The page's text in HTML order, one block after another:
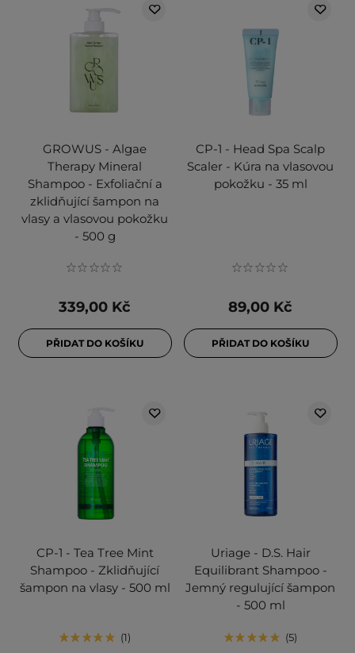
GROWUS - Algae
Therapy Mineral
Shampoo - Exfoliační a
zklidňující šampon na
vlasy a vlasovou pokožku
- 500 g
339,00 Kč
PŘIDAT DO KOŠÍKU
CP-1 - Head Spa Scalp
Scaler - Kúra na vlasovou
pokožku - 35 ml
89,00 Kč
PŘIDAT DO KOŠÍKU
CP-1 - Tea Tree Mint
Shampoo - Zklidňující
šampon na vlasy - 500 ml
1
Uriage - D.S. Hair
Equilibrant Shampoo -
Jemný regulující šampon
- 500 ml
5